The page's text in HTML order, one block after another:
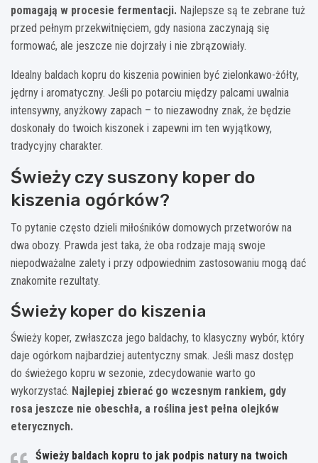
pomagają w procesie fermentacji. Najlepsze są te zebrane tuż
przed pełnym przekwitnięciem, gdy nasiona zaczynają się
formować, ale jeszcze nie dojrzały i nie zbrązowiały.
Idealny baldach kopru do kiszenia powinien być zielonkawo-żółty,
jędrny i aromatyczny. Jeśli po potarciu między palcami uwalnia
intensywny, anyżkowy zapach – to niezawodny znak, że będzie
doskonały do twoich kiszonek i zapewni im ten wyjątkowy,
tradycyjny charakter.
Świeży czy suszony koper do
kiszenia ogórków?
To pytanie często dzieli miłośników domowych przetworów na
dwa obozy. Prawda jest taka, że oba rodzaje mają swoje
niepodważalne zalety i przy odpowiednim zastosowaniu mogą dać
znakomite rezultaty.
Świeży koper do kiszenia
Świeży koper, zwłaszcza jego baldachy, to klasyczny wybór, który
daje ogórkom najbardziej autentyczny smak. Jeśli masz dostęp
do świeżego kopru w sezonie, zdecydowanie warto go
wykorzystać. Najlepiej zbierać go wczesnym rankiem, gdy
rosa jeszcze nie obeschła, a roślina jest pełna olejków
eterycznych.
Świeży baldach kopru to jak podpis natury na twoich